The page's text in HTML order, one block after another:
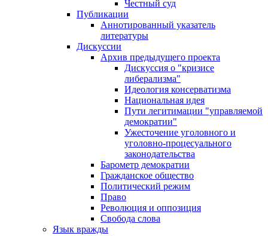
Честный суд
Публикации
Аннотированный указатель
литературы
Дискуссии
Архив предыдущего проекта
Дискуссия о "кризисе
либерализма"
Идеология консерватизма
Национальная идея
Пути легитимации "управляемой
демократии"
Ужесточение уголовного и
уголовно-процесуального
законодательства
Барометр демократии
Гражданское общество
Политический режим
Право
Революция и оппозиция
Свобода слова
Язык вражды